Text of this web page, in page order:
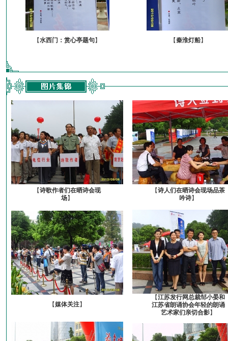
【水西门：赏心亭题句】 【秦淮灯船】
【诗歌作者们在晒诗会现
场】
【诗人们在晒诗会现场品茶
吟诗】
【媒体关注】
【江苏发行网总裁邹小晏和
江苏省朗诵协会年轻的朗诵
艺术家们亲切合影】